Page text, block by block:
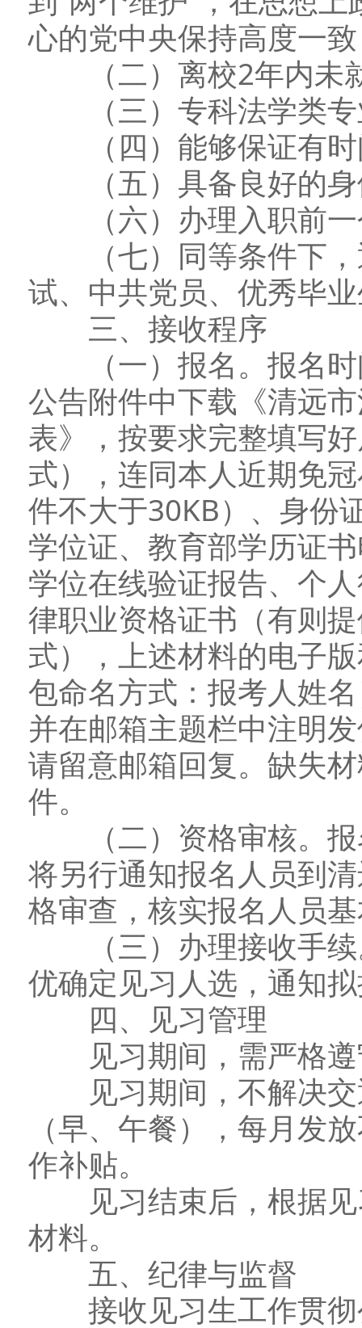
心的党中央保持高度一
（二）离校2年内未
（三）专科法学类专
（四）能够保证有时
（五）具备良好的身
（六）办理入职前一
（七）同等条件下，
试、中共党员、优秀毕
三、接收程序
（一）报名。报名时
公告附件中下载《清远
表》，按要求完整填写
式），连同本人近期免
件不大于30KB）、身份
学位证、教育部学历证
学位在线验证报告、个
律职业资格证书（有则
式），上述材料的电子
包命名方式：报考人姓
并在邮箱主题栏中注明
请留意邮箱回复。缺失
件。
（二）资格审核。报
将另行通知报名人员到
格审查，核实报名人员
（三）办理接收手续
优确定见习人选，通知
四、见习管理
见习期间，需严格遵
见习期间，不解决交
（早、午餐），每月发
作补贴。
见习结束后，根据见
材料。
五、纪律与监督
接收见习生工作贯彻